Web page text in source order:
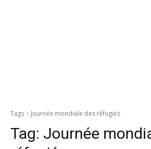
Tags Journée mondiale des réfugiés
Tag: Journée